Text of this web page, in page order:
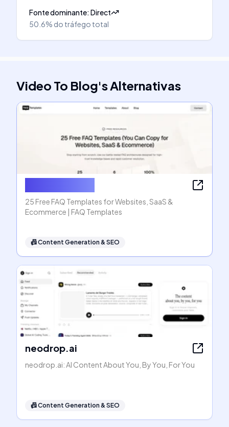
Fonte dominante:Direct
50.6% do tráfego total
Video To Blog'sAlternativas
25 Free FAQ Templates for Websites, SaaS &
Ecommerce | FAQ Templates
📠Content Generation & SEO
neodrop.ai
neodrop.ai: AI Content About You, By You, For You
📠Content Generation & SEO